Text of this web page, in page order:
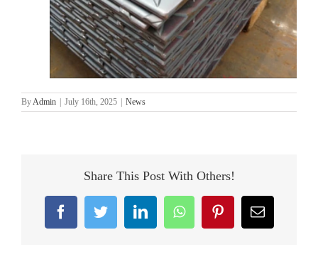
ByAdmin July 16th, 2025 News
Share This Post With Others!
FacebookTwitterLinkedInWhatsAppPinterestEmail